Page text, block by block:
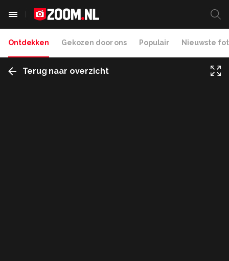
Ontdekken Gekozen door ons Populair Nieuwste
Terug naar overzicht